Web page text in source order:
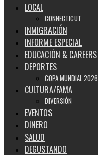
LOCAL
CONNECTICUT
INMIGRACIÓN
INFORME ESPECIAL
EDUCACIÓN & CAREERS
DEPORTES
COPA MUNDIAL 2026
CULTURA/FAMA
DIVERSIÓN
EVENTOS
DINERO
SALUD
DEGUSTANDO